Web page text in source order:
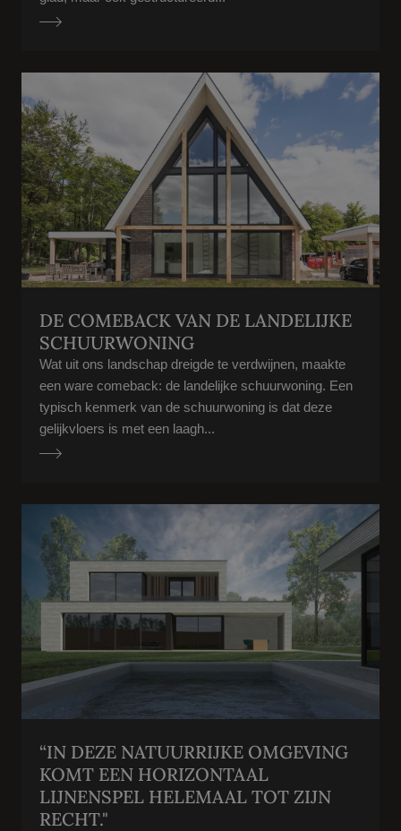
DE COMEBACK VAN DE LANDELIJKE
SCHUURWONING
Wat uit ons landschap dreigde te verdwijnen, maakte
een ware comeback: de landelijke schuurwoning. Een
typisch kenmerk van de schuurwoning is dat deze
gelijkvloers is met een laagh...
“IN DEZE NATUURRIJKE OMGEVING
KOMT EEN HORIZONTAAL
LIJNENSPEL HELEMAAL TOT ZIJN
RECHT."